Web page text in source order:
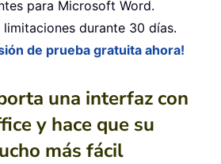
para Microsoft Word.
durante 30 días.
de prueba gratuita ahora!
una interfaz con
y hace que su
más fácil